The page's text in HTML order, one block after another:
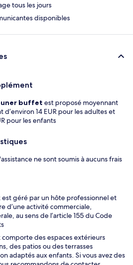
tous les jours
disponibles
buffet est proposé moyennant
d’environ 14 EUR pour les adultes et
pour les enfants
ne sont soumis à aucuns frais
géré par un hôte professionnel et
d’une activité commerciale,
au sens de l’article 155 du Code
des espaces extérieurs
des patios ou des terrasses
adaptés aux enfants. Si vous avez des